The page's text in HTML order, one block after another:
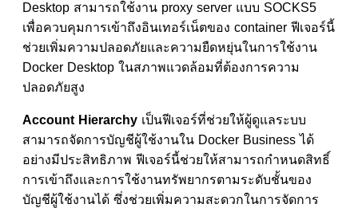
Desktop สามารถใช้งาน proxy server แบบ SOCKS5
เพื่อควบคุมการเข้าถึงอินเทอร์เน็ตของ container ฟีเจอร์นี้
ช่วยเพิ่มความปลอดภัยและความยืดหยุ่นในการใช้งาน
Docker Desktop ในสภาพแวดล้อมที่ต้องการความ
ปลอดภัยสูง
Account Hierarchy เป็นฟีเจอร์ที่ช่วยให้ผู้ดูแลระบบ
สามารถจัดการบัญชีผู้ใช้งานใน Docker Business ได้
อย่างมีประสิทธิภาพ ฟีเจอร์นี้ช่วยให้สามารถกำหนดสิทธิ์
การเข้าถึงและการใช้งานทรัพยากรตามระดับชั้นของ
บัญชีผู้ใช้งานได้ ซึ่งช่วยเพิ่มความสะดวกในการจัดการ